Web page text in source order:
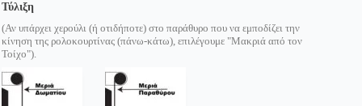
Τύλιξη
(Αν υπάρχει χερούλι (ή οτιδήποτε) στο παράθυρο που να εμποδίζει την
κίνηση της ρολοκουρτίνας (πάνω-κάτω), επιλέγουμε "Μακριά από τον
Τοίχο").